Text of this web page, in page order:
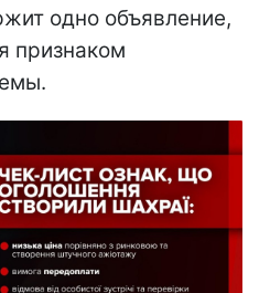
одно объявление,
признаком